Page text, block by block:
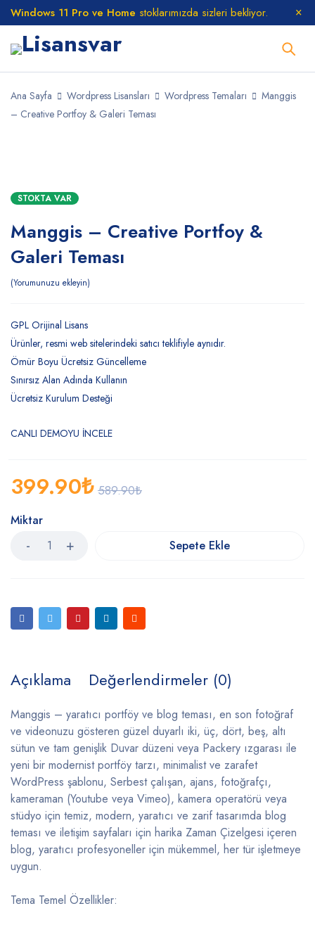
Windows 11 Pro ve Home stoklarımızda sizleri bekliyor.
Ana Sayfa Wordpress Lisansları Wordpress Temaları
Manggis
– Creative Portfoy & Galeri Teması
STOKTA VAR
Manggis – Creative Portfoy &
Galeri Teması
Yorumunuzu ekleyin
GPL Orijinal Lisans
Ürünler, resmi web sitelerindeki satıcı teklifiyle aynıdır.
Ömür Boyu Ücretsiz Güncelleme
Sınırsız Alan Adında Kullanın
Ücretsiz Kurulum Desteği
CANLI DEMOYU İNCELE
589.90₺
399.90₺
Miktar
Sepete Ekle
Açıklama Değerlendirmeler (0)
Manggis – yaratıcı portföy ve blog teması, en son fotoğraf
ve videonuzu gösteren güzel duyarlı iki, üç, dört, beş, altı
sütun ve tam genişlik Duvar düzeni veya Packery ızgarası ile
yeni bir modernist portföy tarzı, minimalist ve zarafet
WordPress şablonu, Serbest çalışan, ajans, fotoğrafçı,
kameraman (Youtube veya Vimeo), kamera operatörü veya
stüdyo için temiz, modern, yaratıcı ve zarif tasarımda blog
teması ve iletişim sayfaları için harika Zaman Çizelgesi içeren
blog, yaratıcı profesyoneller için mükemmel, her tür işletmeye
uygun.
Tema Temel Özellikler: